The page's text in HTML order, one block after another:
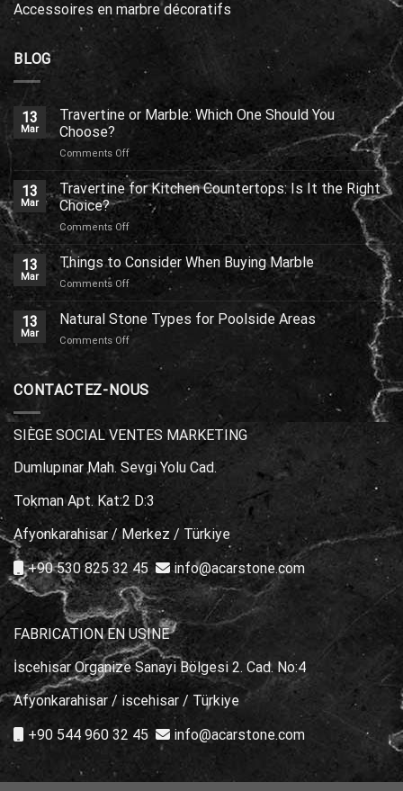
Accessoires en marbre décoratifs
BLOG
13
Mar
Travertine or Marble: Which One Should You
Choose?
Comments Offon
Travertine
or
Marble:
Which
Should
You
Choose?
13
Mar
Travertine for Kitchen Countertops: Is It the Right
Choice?
Comments Offon
Travertine
for
Countertops:
It
the
Choice?
13
Mar
Things to Consider When Buying Marble
Comments Offon
Things
to
Consider
13
Mar
Natural Stone Types for Poolside Areas
Comments Offon
Types
Areas
CONTACTEZ-NOUS
SIÈGE SOCIAL VENTES MARKETING
Dumlupınar Mah. Sevgi Yolu Cad.
Tokman Apt. Kat:2 D:3
Afyonkarahisar / Merkez / Türkiye
+90 530 825 32 45
info@acarstone.com
FABRICATION EN USINE
İscehisar Organize Sanayi Bölgesi 2. Cad. No:4
Afyonkarahisar / iscehisar / Türkiye
+90 544 960 32 45
info@acarstone.com